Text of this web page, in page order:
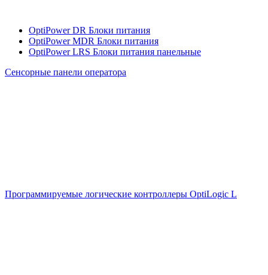
OptiPower DR Блоки питания
OptiPower MDR Блоки питания
OptiPower LRS Блоки питания панельные
Сенсорные панели оператора
Программируемые логические контроллеры OptiLogic L